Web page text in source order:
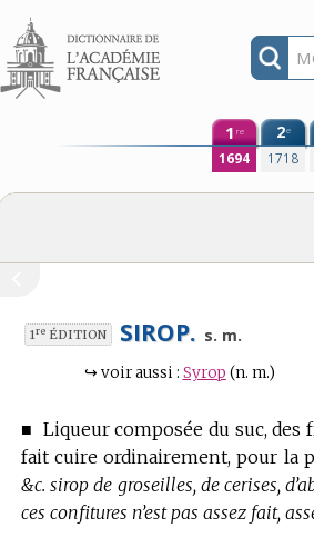
Aller au contenu
1 re
1694
2e
1718
1re ÉDITION SIROP. s. m.
↪ voir aussi : Syrop (n. m.)
■ Liqueur composée du suc, des
fait cuire ordinairement, pour la
&c. sirop de groseilles, de cerises,
ces confitures n’est pas assez fait,